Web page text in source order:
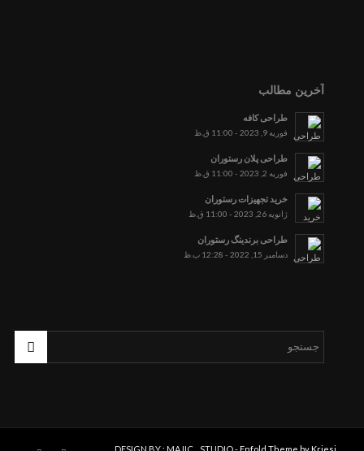
آخرین مطالب
طراحی کافه
فوریه 9, 2023 - 11:00 ق.ظ
طراحی پلان رستوران
فوریه 2, 2023 - 11:00 ق.ظ
خرید تجهیزات رستوران
ژانویه 26, 2023 - 11:00 ق.ظ
طراحی برندینگ رستوران
دسامبر 15, 2022 - 12:28 ب.ظ